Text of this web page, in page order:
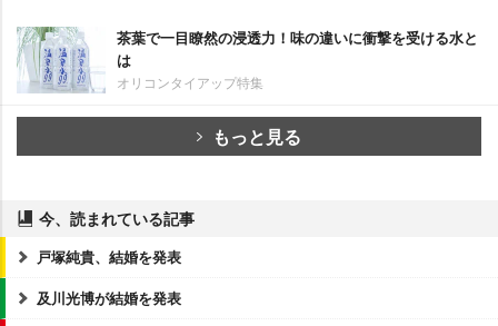
茶葉で一目瞭然の浸透力！味の違いに衝撃を受ける水と
は
オリコンタイアップ特集
もっと見る
今、読まれている記事
戸塚純貴、結婚を発表
及川光博が結婚を発表